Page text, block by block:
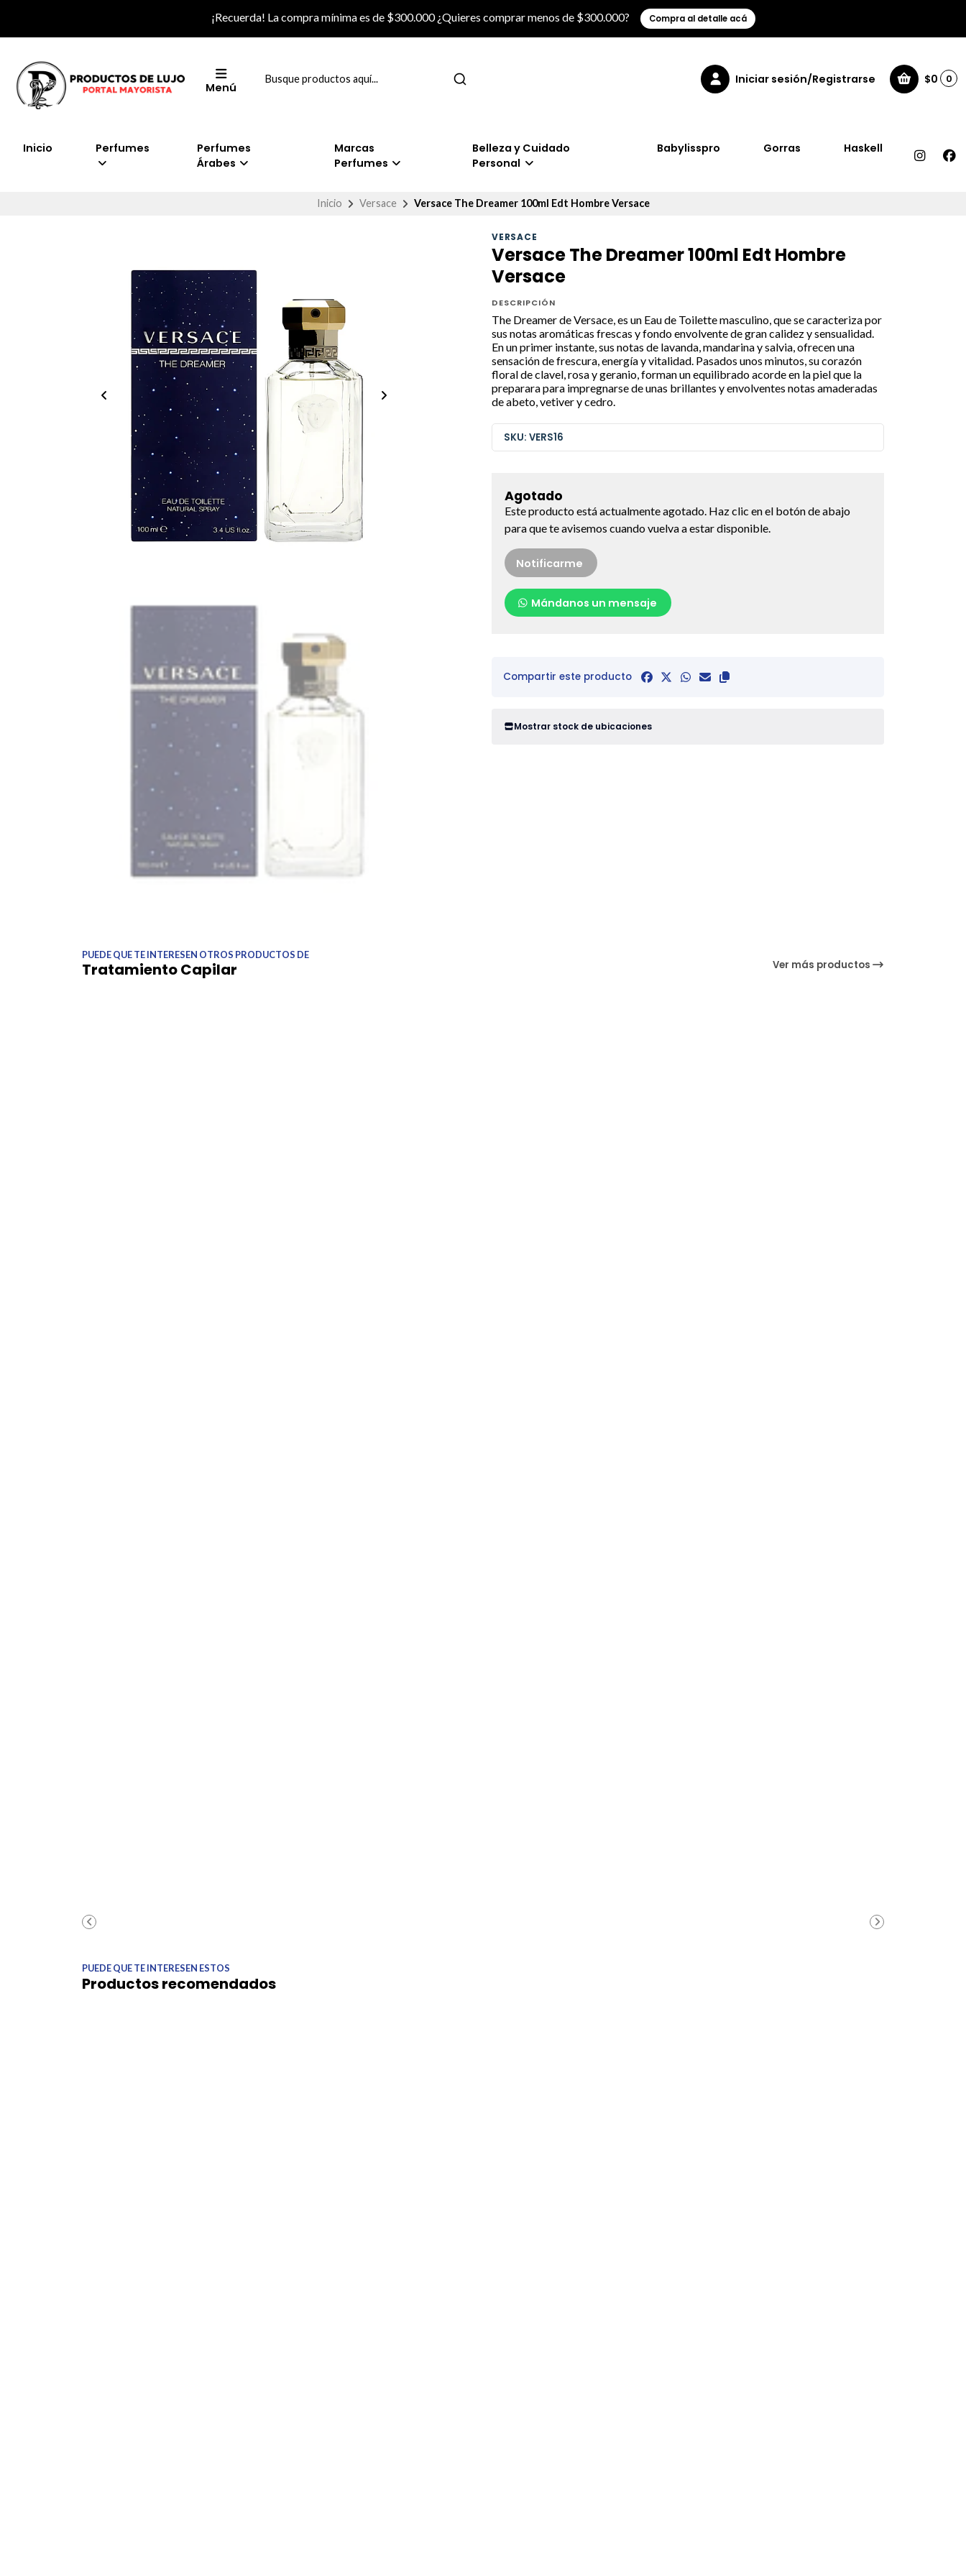
¡Recuerda! La compra mínima es de $300.000 ¿Quieres comprar menos de $300.000? Compra al detalle acá
Menú
Iniciar sesión/Registrarse $0 0
Inicio Perfumes
Perfumes
Árabes
Marcas
Perfumes
Belleza y Cuidado
Personal
Babylisspro Gorras Haskell
Inicio Versace Versace The Dreamer 100ml Edt Hombre Versace
VERSACE
Versace The Dreamer 100ml Edt Hombre
Versace
DESCRIPCIÓN
The Dreamer de Versace, es un Eau de Toilette masculino, que se caracteriza por
sus notas aromáticas frescas y fondo envolvente de gran calidez y sensualidad.
En un primer instante, sus notas de lavanda, mandarina y salvia, ofrecen una
sensación de frescura, energía y vitalidad. Pasados unos minutos, su corazón
floral de clavel, rosa y geranio, forman un equilibrado acorde en la piel que la
preparara para impregnarse de unas brillantes y envolventes notas amaderadas
de abeto, vetiver y cedro.
SKU: VERS16
Agotado
Este producto está actualmente agotado. Haz clic en el botón de abajo
para que te avisemos cuando vuelva a estar disponible.
Notificarme
Mándanos un mensaje
Compartir este producto
Mostrar stock de ubicaciones
PUEDE QUE TE INTERESEN OTROS PRODUCTOS DE
Tratamiento Capilar Ver más productos
PUEDE QUE TE INTERESEN ESTOS
Productos recomendados